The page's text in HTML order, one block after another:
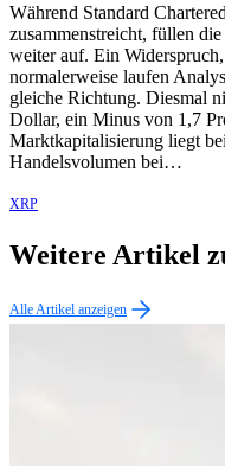
Während Standard
zusammenstreicht, füllen
weiter auf. Ein
normalerweise laufen
gleiche Richtung. Diesmal
Dollar, ein Minus von 1,7
Marktkapitalisierung liegt
Handelsvolumen bei…
XRP
Weitere Artikel
Alle Artikel anzeigen